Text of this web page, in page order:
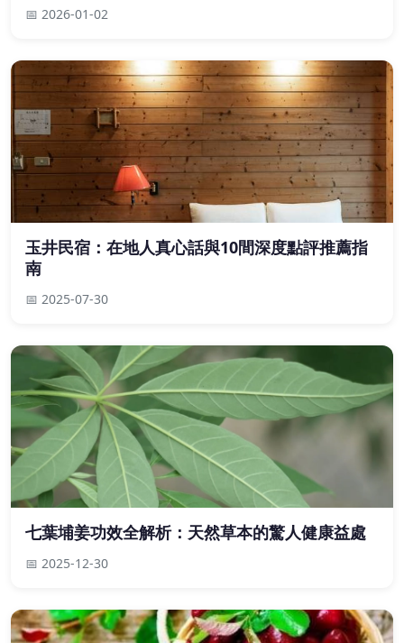
📅 2026-01-02
玉井民宿：在地人真心話與10間深度點評推薦指
南
📅 2025-07-30
七葉埔姜功效全解析：天然草本的驚人健康益處
📅 2025-12-30